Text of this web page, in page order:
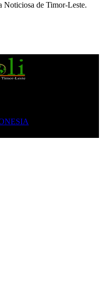
de Timor-Leste.